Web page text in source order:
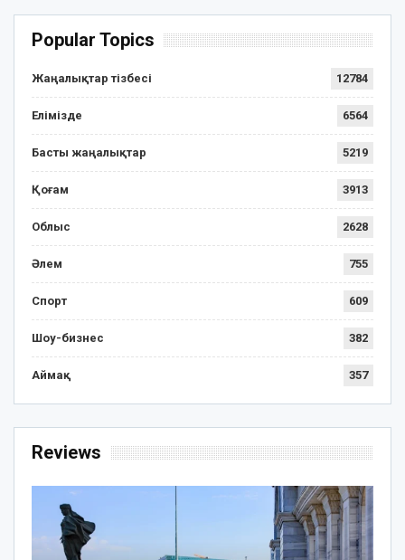
Popular Topics
Жаңалықтар тізбесі 12784
Елімізде 6564
Басты жаңалықтар 5219
Қоғам 3913
Облыс 2628
Әлем 755
Спорт 609
Шоу-бизнес 382
Аймақ 357
Reviews